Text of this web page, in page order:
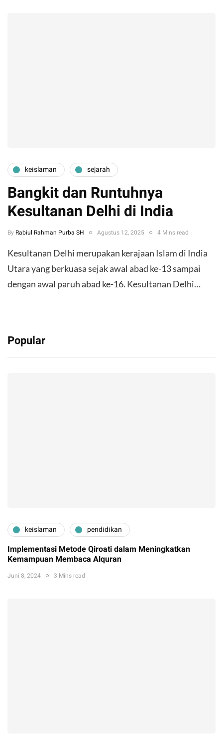
keislaman sejarah
Bangkit dan Runtuhnya
Kesultanan Delhi di India
By Rabiul Rahman Purba SH Agustus 12, 2025 4 Mins read
Kesultanan Delhi merupakan kerajaan Islam di India
Utara yang berkuasa sejak awal abad ke-13 sampai
dengan awal paruh abad ke-16. Kesultanan Delhi…
Popular
keislaman pendidikan
Implementasi Metode Qiroati dalam Meningkatkan
Kemampuan Membaca Alquran
Juni 8, 2024 3 Mins read